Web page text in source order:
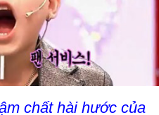
chất hài hước của